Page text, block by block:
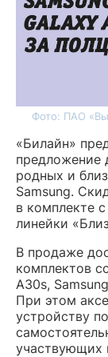
Фото: ПАО
«Билайн»
предложение
родных и
Samsung.
в комплекте
линейки
В продаже
комплектов
A30s,
При этом
устройству
участвующих